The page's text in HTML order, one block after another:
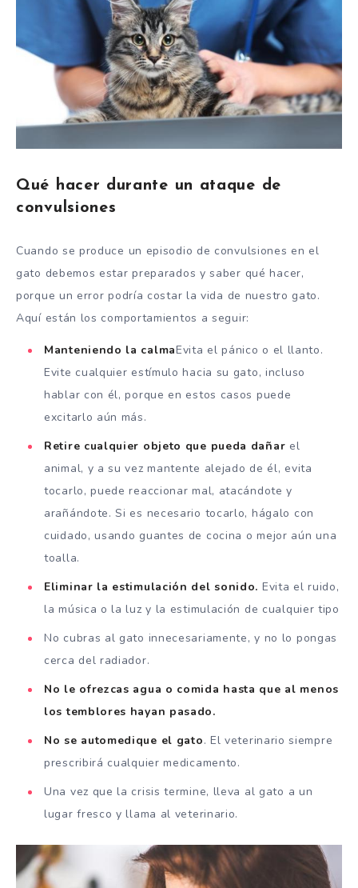
Qué hacer durante un ataque de
convulsiones
Cuando se produce un episodio de convulsiones en el
gato debemos estar preparados y saber qué hacer,
porque un error podría costar la vida de nuestro gato.
Aquí están los comportamientos a seguir:
Manteniendo la calmaEvita el pánico o el llanto.
Evite cualquier estímulo hacia su gato, incluso
hablar con él, porque en estos casos puede
excitarlo aún más.
Retire cualquier objeto que pueda dañar el
animal, y a su vez mantente alejado de él, evita
tocarlo, puede reaccionar mal, atacándote y
arañándote. Si es necesario tocarlo, hágalo con
cuidado, usando guantes de cocina o mejor aún una
toalla.
Eliminar la estimulación del sonido. Evita el ruido,
la música o la luz y la estimulación de cualquier tipo
No cubras al gato innecesariamente, y no lo pongas
cerca del radiador.
No le ofrezcas agua o comida hasta que al menos
los temblores hayan pasado.
No se automedique el gato. El veterinario siempre
prescribirá cualquier medicamento.
Una vez que la crisis termine, lleva al gato a un
lugar fresco y llama al veterinario.